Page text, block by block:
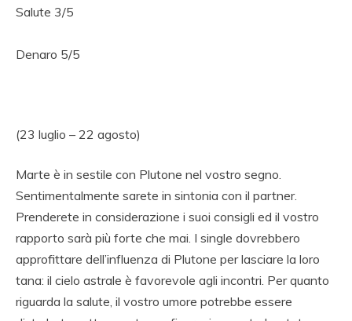
Salute 3/5
Denaro 5/5
(23 luglio – 22 agosto)
Marte è in sestile con Plutone nel vostro segno.
Sentimentalmente sarete in sintonia con il partner.
Prenderete in considerazione i suoi consigli ed il vostro
rapporto sarà più forte che mai. I single dovrebbero
approfittare dell’influenza di Plutone per lasciare la loro
tana: il cielo astrale è favorevole agli incontri. Per quanto
riguarda la salute, il vostro umore potrebbe essere